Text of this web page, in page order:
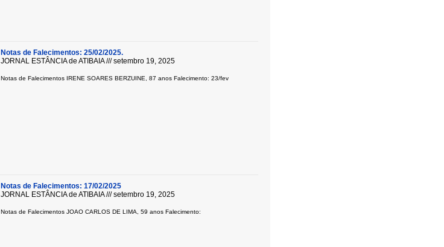
Notas de Falecimentos: 25/02/2025.
JORNAL ESTÂNCIA de ATIBAIA
setembro 19, 2025
Notas de Falecimentos IRENE SOARES BERZUINE, 87 anos Falecimento: 23/fev
Notas de Falecimentos: 17/02/2025
JORNAL ESTÂNCIA de ATIBAIA
setembro 19, 2025
Notas de Falecimentos JOAO CARLOS DE LIMA, 59 anos Falecimento: